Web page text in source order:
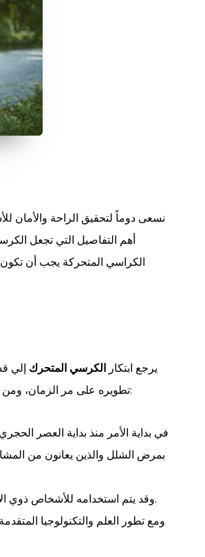
نسعى دوماً لتحقيق الراحة
أهم التفاصيل التي تجعل
الكراسي المتحركة يجب أن
يرجع ابتكار الكرسي المتحرك إلي
تطويره على مر الزمان، ومن خلال السطور القادمة سوف نوضح أهم مراحل التطور التي مر بها الكرسي المتحرك:
في بداية الأمر منذ بداية العصر
بمرض الشلل والذين يعانون من
وقد يتم استخدامه للأشخاص ذوي الاحتياجات الخاصة حتى يكونوا قادرين على التحرك وتسهيل الحياة الطبيعية لهم.
ومع تطور العلم والتكنولوجيا